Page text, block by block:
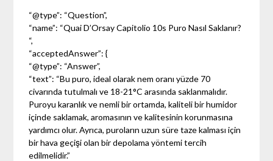
“@type”: “Question”,
“name”: “Quai D’Orsay Capitolio 10s Puro Nasıl Saklanır?
“,
“acceptedAnswer”: {
“@type”: “Answer”,
“text”: “Bu puro, ideal olarak nem oranı yüzde 70
civarında tutulmalı ve 18-21°C arasında saklanmalıdır.
Puroyu karanlık ve nemli bir ortamda, kaliteli bir humidor
içinde saklamak, aromasının ve kalitesinin korunmasına
yardımcı olur. Ayrıca, puroların uzun süre taze kalması için
bir hava geçişi olan bir depolama yöntemi tercih
edilmelidir.”